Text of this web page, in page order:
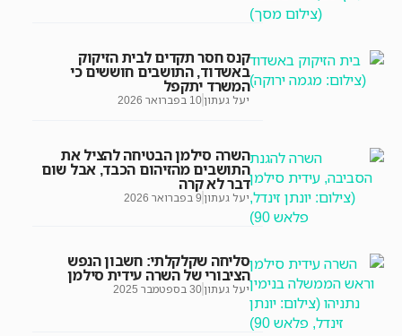
קנס חסר תקדים לבית הזיקוק
באשדוד, התושבים חוששים כי
המשרד יתקפל
יעל געתון10 בפברואר 2026
השרה סילמן הבטיחה להציל את
התושבים מהזיהום הכבד, אבל שום
דבר לא קרה
יעל געתון 9 בפברואר 2026
סליחה שקלקלתי: חשבון הנפש
הציבורי של השרה עידית סילמן
יעל געתון30 בספטמבר 2025